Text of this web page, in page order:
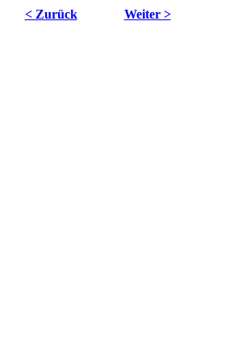
< Zurück Weiter >